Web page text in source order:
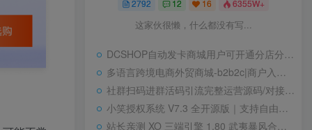
2792 12 16 6355W+
这家伙很懒，什么都没有写...
DCSHOP自动发卡商城用户可开通分店分销，支持实物发货，自带博客功能
多语言跨境电商外贸商城-b2b2c|商户入驻|随机物流|信用分|平台代发
社群扫码进群活码引流完整运营源码/对接免签约支付接口/推广正常绑定下级
小笑授权系统 V7.3 全开源版｜支持自由二次开发
站长亲测 XO 三端引擎 1.80 武夷暴风合击复古传奇手游服务端 魔神领域盘古圣地降魔天堂